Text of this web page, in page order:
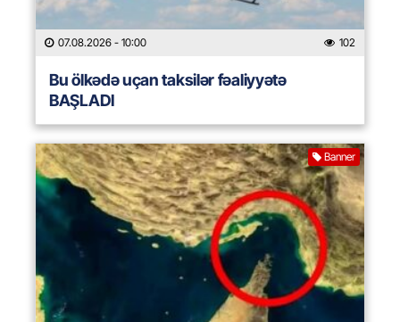
07.08.2026 - 10:00 102
Bu ölkədə uçan taksilər fəaliyyətə
BAŞLADI
Banner